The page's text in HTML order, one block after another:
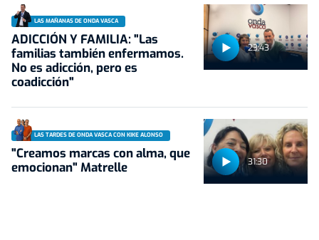
23:43
LAS MAÑANAS DE ONDA VASCA
ADICCIÓN Y FAMILIA: "Las
familias también enfermamos.
No es adicción, pero es
coadicción"
31:30
LAS TARDES DE ONDA VASCA CON KIKE ALONSO
"Creamos marcas con alma, que
emocionan" Matrelle